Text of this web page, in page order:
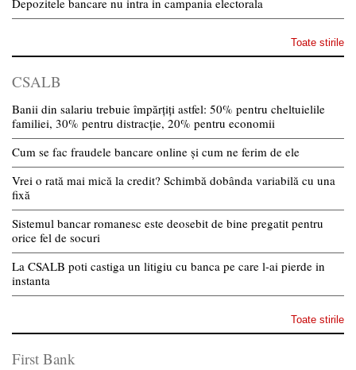
Depozitele bancare nu intra in campania electorala
Toate stirile
CSALB
Banii din salariu trebuie împărțiți astfel: 50% pentru cheltuielile
familiei, 30% pentru distracție, 20% pentru economii
Cum se fac fraudele bancare online și cum ne ferim de ele
Vrei o rată mai mică la credit? Schimbă dobânda variabilă cu una
fixă
Sistemul bancar romanesc este deosebit de bine pregatit pentru
orice fel de socuri
La CSALB poti castiga un litigiu cu banca pe care l-ai pierde in
instanta
Toate stirile
First Bank